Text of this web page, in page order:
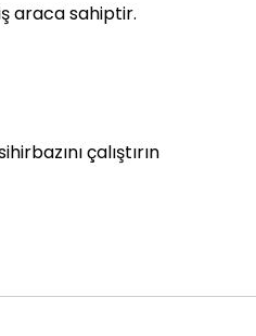
araca sahiptir.
çalıştırın